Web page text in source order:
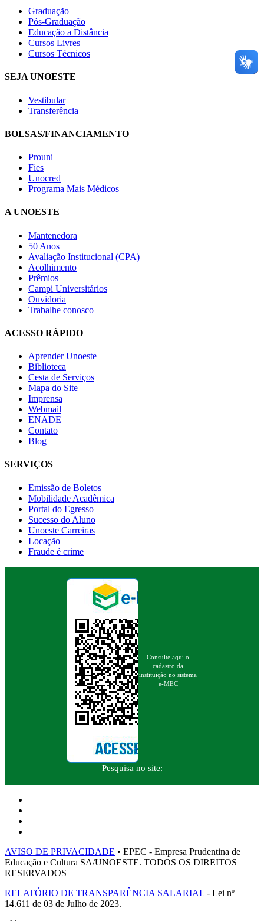
Graduação
Pós-Graduação
Educação a Distância
Cursos Livres
Cursos Técnicos
SEJA UNOESTE
Vestibular
Transferência
BOLSAS/FINANCIAMENTO
Prouni
Fies
Unocred
Programa Mais Médicos
A UNOESTE
Mantenedora
50 Anos
Avaliação Institucional (CPA)
Acolhimento
Prêmios
Campi Universitários
Ouvidoria
Trabalhe conosco
ACESSO RÁPIDO
Aprender Unoeste
Biblioteca
Cesta de Serviços
Mapa do Site
Imprensa
Webmail
ENADE
Contato
Blog
SERVIÇOS
Emissão de Boletos
Mobilidade Acadêmica
Portal do Egresso
Sucesso do Aluno
Unoeste Carreiras
Locação
Fraude é crime
Consulte aqui o
cadastro da
instituição no sistema
e-MEC
Pesquisa no site:
AVISO DE PRIVACIDADE • EPEC - Empresa Prudentina de
Educação e Cultura SA/UNOESTE. TODOS OS DIREITOS
RESERVADOS
RELATÓRIO DE TRANSPARÊNCIA SALARIAL - Lei nº
14.611 de 03 de Julho de 2023.